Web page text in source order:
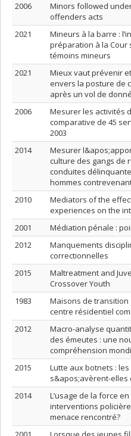
2006
Minors followed
offenders acts
2021
Mineurs à la barre :
préparation à la Cour
témoins mineurs
2021
Mieux vaut prévenir
envers la posture de
après un vol de
2006
Mesurer les activités
comparative de 45
2003
2014
Mesurer
culture des gangs de
conduites
hommes
2010
Mediators of the
experiences on the
2001
Médiation pénale :
2012
Manquements
correctionnelles
2015
Maltreatment and
Crossover Youth
1983
Maisons de
centre résidentiel
2012
Macro-analyse
des émeutes : une
compréhension
2015
Lutte aux botnets :
s&apos;avèrent-elles
2014
L’usage de la force
interventions
menace rencontré?